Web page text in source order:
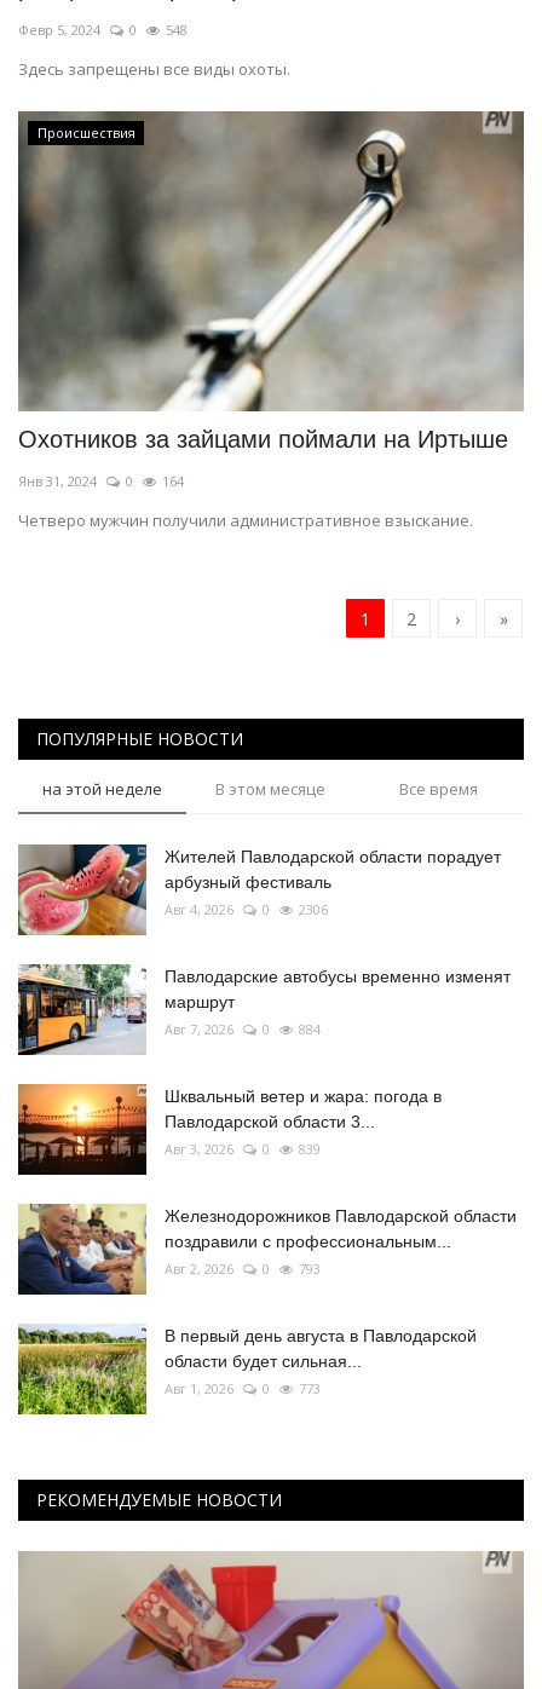
Февр 5, 2024 0 548
Здесь запрещены все виды охоты.
Происшествия
Охотников за зайцами поймали на Иртыше
Янв 31, 2024 0 164
Четверо мужчин получили административное взыскание.
1 2 › »
ПОПУЛЯРНЫЕ НОВОСТИ
на этой неделе В этом месяце Все время
Жителей Павлодарской области порадует
арбузный фестиваль
Авг 4, 2026 0 2306
Павлодарские автобусы временно изменят
маршрут
Авг 7, 2026 0 884
Шквальный ветер и жара: погода в
Павлодарской области 3...
Авг 3, 2026 0 839
Железнодорожников Павлодарской области
поздравили с профессиональным...
Авг 2, 2026 0 793
В первый день августа в Павлодарской
области будет сильная...
Авг 1, 2026 0 773
РЕКОМЕНДУЕМЫЕ НОВОСТИ